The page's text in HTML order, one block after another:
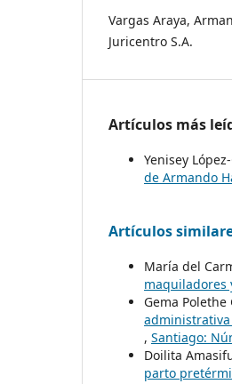
Vargas Araya,
Juricentro S.A.
Artículos más
Yenisey
de Armando
Artículos
María del
maquiladores
Gema
administrativa
, Santiago:
Doilita
parto